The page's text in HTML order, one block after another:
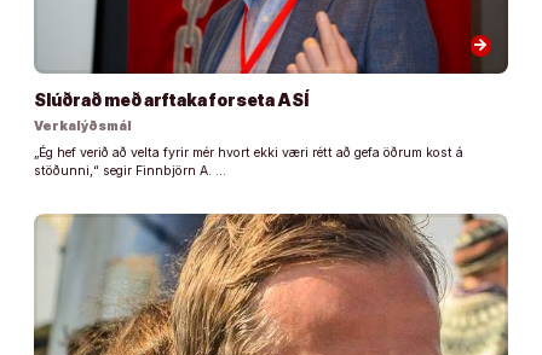
arrow_forward
Slúðrað með arftaka forseta ASÍ
Verkalýðsmál
„Ég hef verið að velta fyrir mér hvort ekki væri rétt að gefa öðrum kost á
stöðunni,“ segir Finnbjörn A. …